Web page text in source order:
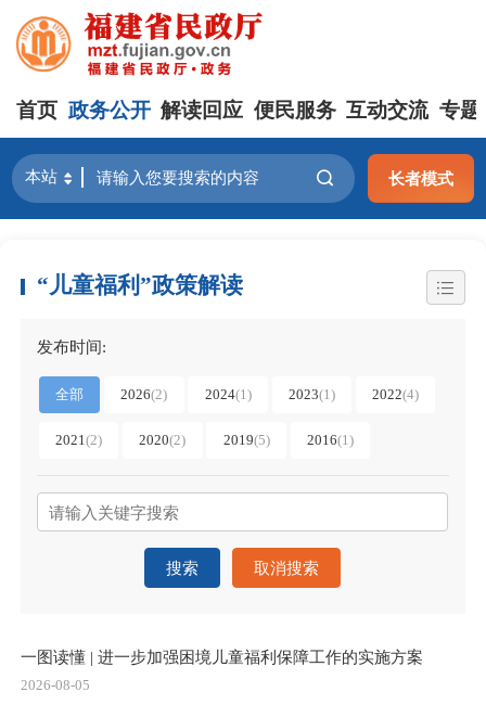
首页 政务公开 解读回应 便民服务 互动交流 专题
长者模式
“儿童福利”政策解读
发布时间:
全部 2026(2) 2024(1) 2023(1) 2022(4)
2021(2) 2020(2) 2019(5) 2016(1)
搜索 取消搜索
一图读懂 | 进一步加强困境儿童福利保障工作的实施方案
2026-08-05